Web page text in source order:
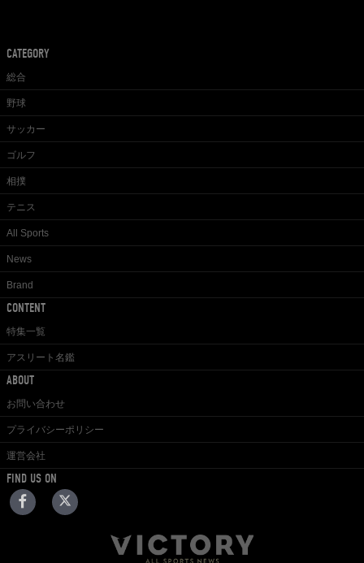
CATEGORY
総合
野球
サッカー
ゴルフ
相撲
テニス
All Sports
News
Brand
CONTENT
特集一覧
アスリート名鑑
ABOUT
お問い合わせ
プライバシーポリシー
運営会社
FIND US ON